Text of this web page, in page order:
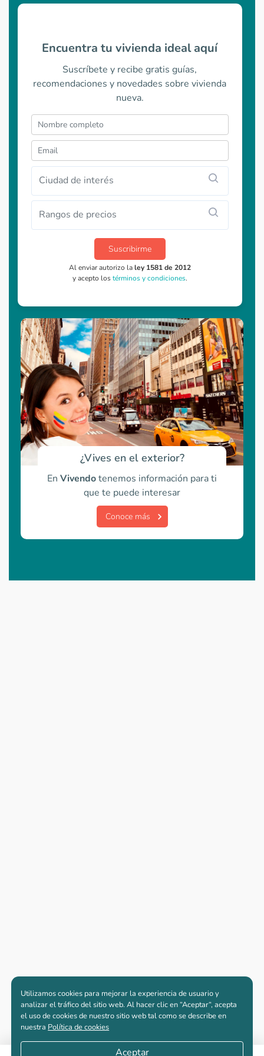
Encuentra tu vivienda ideal aquí
Suscríbete y recibe gratis guías,
recomendaciones y novedades sobre vivienda
nueva.
Ciudad de interés
Rangos de precios
Suscribirme
Al enviar autorizo laley 1581 de 2012
y acepto lostérminos y condiciones.
¿Vives en el exterior?
En Vivendotenemos información para ti
que te puede interesar
Conoce más
Utilizamos cookies para mejorar la experiencia de usuario y
analizar el tráfico del sitio web. Al hacer clic en “Aceptar“, acepta
el uso de cookies de nuestro sitio web tal como se describe en
nuestra Política de cookies
Aceptar